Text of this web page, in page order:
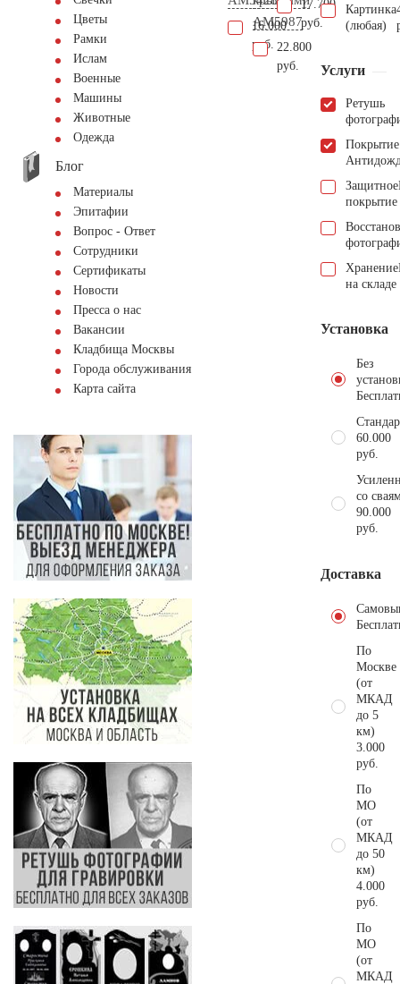
Цветы
Рамки
Ислам
Военные
Машины
Животные
Одежда
Блог
Материалы
Эпитафии
Вопрос - Ответ
Сотрудники
Сертификаты
Новости
Пресса о нас
Вакансии
Кладбища Москвы
Города обслуживания
Карта сайта
16.000
руб.
AM5987
22.800
руб.
17.700
руб.
Картинка
(любая)
Услуги
Ретушь
Покрытие
Защитное
покрытие
Хранение
на складе
Установка
Без
60.000
руб.
со
90.000
руб.
Доставка
По
Москве
(от
МКАД
до 5
км)
3.000
руб.
По
МО
(от
МКАД
до 50
км)
4.000
руб.
По
МО
(от
МКАД